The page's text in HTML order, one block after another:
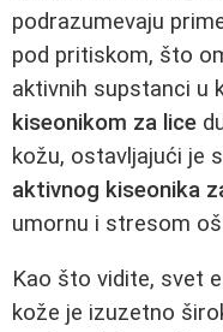
podrazumevaju
pod pritiskom, što
aktivnih supstanci u
kiseonikom za lice
kožu, ostavljajući je
aktivnog kiseonika
umornu i stresom
Kao što vidite, svet
kože je izuzetno